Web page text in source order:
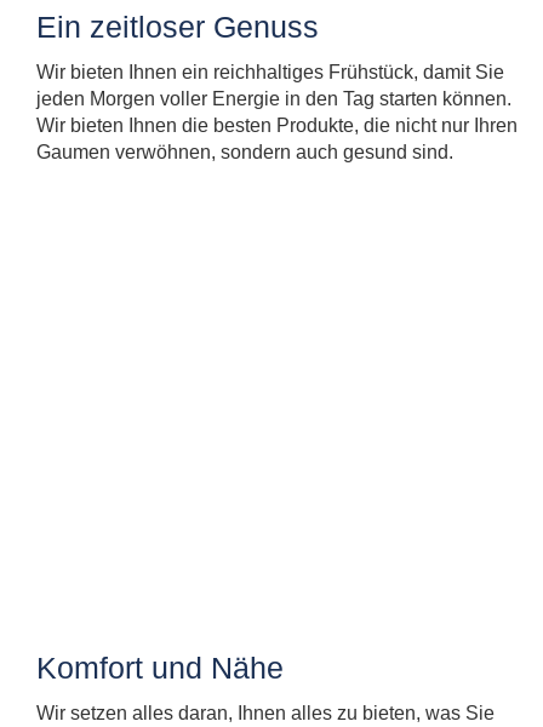
Ein zeitloser Genuss
Wir bieten Ihnen ein reichhaltiges Frühstück, damit Sie
jeden Morgen voller Energie in den Tag starten können.
Wir bieten Ihnen die besten Produkte, die nicht nur Ihren
Gaumen verwöhnen, sondern auch gesund sind.
Komfort und Nähe
Wir setzen alles daran, Ihnen alles zu bieten, was Sie